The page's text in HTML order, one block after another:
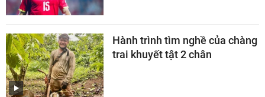
Hành trình tìm nghề của chàng
trai khuyết tật 2 chân